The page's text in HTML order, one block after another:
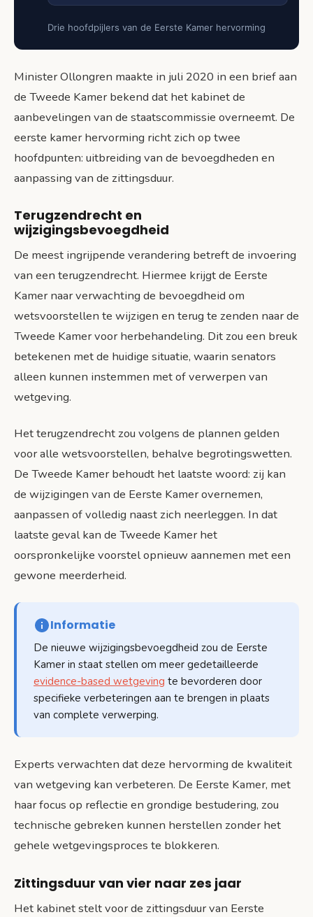
Drie hoofdpijlers van de Eerste Kamer hervorming
Minister Ollongren maakte in juli 2020 in een brief aan
de Tweede Kamer bekend dat het kabinet de
aanbevelingen van de staatscommissie overneemt. De
eerste kamer hervorming richt zich op twee
hoofdpunten: uitbreiding van de bevoegdheden en
aanpassing van de zittingsduur.
Terugzendrecht en
wijzigingsbevoegdheid
De meest ingrijpende verandering betreft de invoering
van een terugzendrecht. Hiermee krijgt de Eerste
Kamer naar verwachting de bevoegdheid om
wetsvoorstellen te wijzigen en terug te zenden naar de
Tweede Kamer voor herbehandeling. Dit zou een breuk
betekenen met de huidige situatie, waarin senators
alleen kunnen instemmen met of verwerpen van
wetgeving.
Het terugzendrecht zou volgens de plannen gelden
voor alle wetsvoorstellen, behalve begrotingswetten.
De Tweede Kamer behoudt het laatste woord: zij kan
de wijzigingen van de Eerste Kamer overnemen,
aanpassen of volledig naast zich neerleggen. In dat
laatste geval kan de Tweede Kamer het
oorspronkelijke voorstel opnieuw aannemen met een
gewone meerderheid.
Informatie
De nieuwe wijzigingsbevoegdheid zou de Eerste
Kamer in staat stellen om meer gedetailleerde
evidence-based wetgeving te bevorderen door
specifieke verbeteringen aan te brengen in plaats
van complete verwerping.
Experts verwachten dat deze hervorming de kwaliteit
van wetgeving kan verbeteren. De Eerste Kamer, met
haar focus op reflectie en grondige bestudering, zou
technische gebreken kunnen herstellen zonder het
gehele wetgevingsproces te blokkeren.
Zittingsduur van vier naar zes jaar
Het kabinet stelt voor de zittingsduur van Eerste